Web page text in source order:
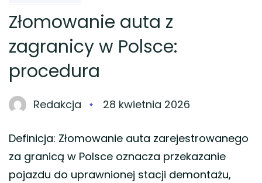
Złomowanie auta z
zagranicy w Polsce:
procedura
Redakcja 28 kwietnia 2026
Definicja: Złomowanie auta zarejestrowanego
za granicą w Polsce oznacza przekazanie
pojazdu do uprawnionej stacji demontażu,